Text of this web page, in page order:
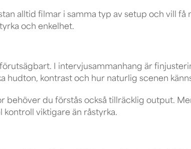
alltid filmar i samma typ av setup och vill få
och enkelhet.
I intervjusammanhang är
hudton, kontrast och hur naturlig scenen
behöver du förstås också tillräcklig output.
viktigare än råstyrka.